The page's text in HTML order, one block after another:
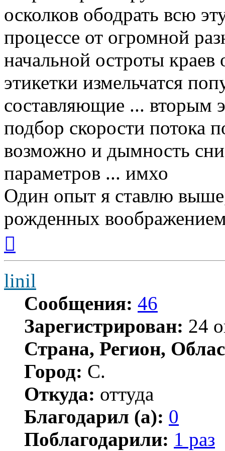
осколков ободрать всю
процессе от огромной
начальной остроты
этикетки измельчатся
составляющие ... вторым
подбор скорости потока
возможно и дымность
параметров ... имхо
Один опыт я ставлю
рожденных
началу
linil
Сообщения: 46
Зарегистрирован: 24
Страна, Регион,
Город: С.
Откуда: оттуда
Благодарил (а): 0
Поблагодарили: 1 раз